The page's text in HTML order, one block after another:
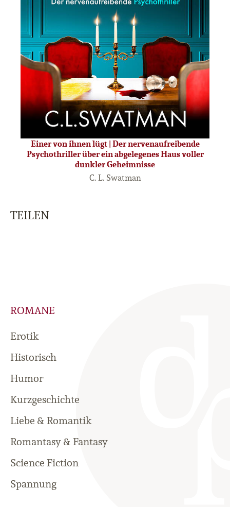
Einer von ihnen lügt | Der nervenaufreibende
Psychothriller über ein abgelegenes Haus voller
dunkler Geheimnisse
C. L. Swatman
TEILEN
ROMANE
Erotik
Historisch
Humor
Kurzgeschichte
Liebe & Romantik
Romantasy & Fantasy
Science Fiction
Spannung